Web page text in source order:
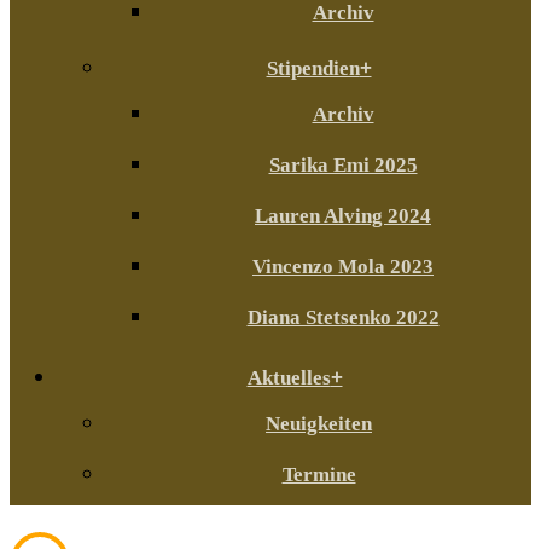
Archiv
Stipendien
Archiv
Sarika Emi 2025
Lauren Alving 2024
Vincenzo Mola 2023
Diana Stetsenko 2022
Aktuelles
Neuigkeiten
Termine